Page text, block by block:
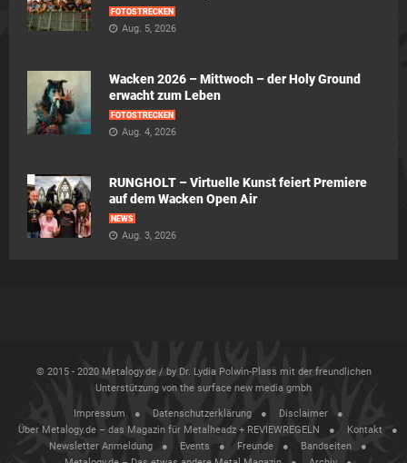
FOTOSTRECKEN
Aug. 5, 2026
Wacken 2026 – Mittwoch – der Holy Ground
erwacht zum Leben
FOTOSTRECKEN
Aug. 4, 2026
RUNGHOLT – Virtuelle Kunst feiert Premiere
auf dem Wacken Open Air
NEWS
Aug. 3, 2026
© 2015 - 2020 Metalogy.de / by Dr. Lydia Polwin-Plass mit der freundlichen
Unterstützung von the surface new media gmbh
Impressum Datenschutzerklärung
Disclaimer
Über Metalogy.de – das Magazin für Metalheadz + REVIEWREGELN
Kontakt
Newsletter Anmeldung
Events Freunde
Bandseiten